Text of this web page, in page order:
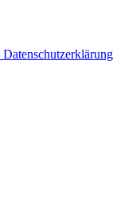
Datenschutzerklärung